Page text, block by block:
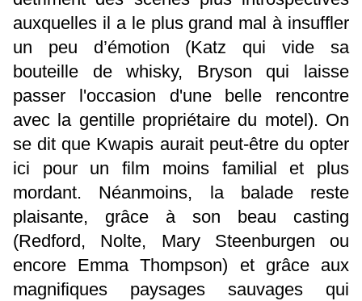
auxquelles il a le plus grand mal à insuffler
un peu d’émotion (Katz qui vide sa
bouteille de whisky, Bryson qui laisse
passer l'occasion d'une belle rencontre
avec la gentille propriétaire du motel). On
se dit que Kwapis aurait peut-être du opter
ici pour un film moins familial et plus
mordant. Néanmoins, la balade reste
plaisante, grâce à son beau casting
(Redford, Nolte, Mary Steenburgen ou
encore Emma Thompson) et grâce aux
magnifiques paysages sauvages qui